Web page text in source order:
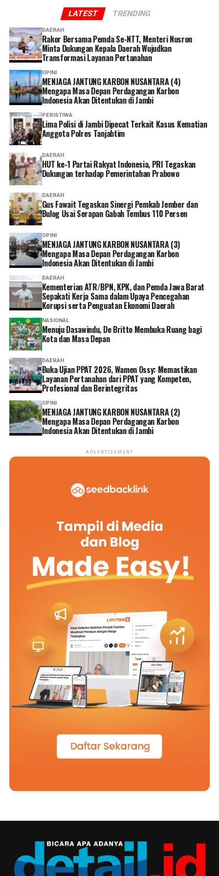
LATEST TRENDING
DAERAH
Rakor Bersama Pemda Se-NTT, Menteri Nusron
Minta Dukungan Kepala Daerah Wujudkan
Transformasi Layanan Pertanahan
OPINI
MENJAGA JANTUNG KARBON NUSANTARA (4)
Mengapa Masa Depan Perdagangan Karbon
Indonesia Akan Ditentukan di Jambi
PERISTIWA
Lima Polisi di Jambi Dipecat Terkait Kasus Kematian
Anggota Polres Tanjabtim
DAERAH
HUT ke-1 Partai Rakyat Indonesia, PRI Tegaskan
Dukungan terhadap Pemerintahan Prabowo
DAERAH
Gus Fawait Tegaskan Sinergi Pemkab Jember dan
Bulog Usai Serapan Gabah Tembus 110 Persen
OPINI
MENJAGA JANTUNG KARBON NUSANTARA (3)
Mengapa Masa Depan Perdagangan Karbon
Indonesia Akan Ditentukan di Jambi
DAERAH
Kementerian ATR/BPN, KPK, dan Pemda Jawa Barat
Sepakati Kerja Sama dalam Upaya Pencegahan
Korupsi serta Penguatan Ekonomi Daerah
NASIONAL
Menuju Dasawindu, De Britto Membuka Ruang bagi
Kota dan Masa Depan
DAERAH
Buka Ujian PPAT 2026, Wamen Ossy: Memastikan
Layanan Pertanahan dari PPAT yang Kompeten,
Profesional dan Berintegritas
OPINI
MENJAGA JANTUNG KARBON NUSANTARA (2)
Mengapa Masa Depan Perdagangan Karbon
Indonesia Akan Ditentukan di Jambi
ADVERTISEMENT